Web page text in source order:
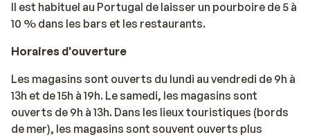
Il est habituel au Portugal de laisser un pourboire de 5 à
10 % dans les bars et les restaurants.
Horaires d'ouverture
Les magasins sont ouverts du lundi au vendredi de 9h à
13h et de 15h à 19h. Le samedi, les magasins sont
ouverts de 9h à 13h. Dans les lieux touristiques (bords
de mer), les magasins sont souvent ouverts plus